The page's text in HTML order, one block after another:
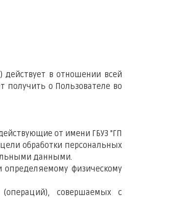
в отношении всей
получить о Пользователе во
от имени ГБУЗ "ГП
обработки персональных
данными.
физическому
совершаемых с